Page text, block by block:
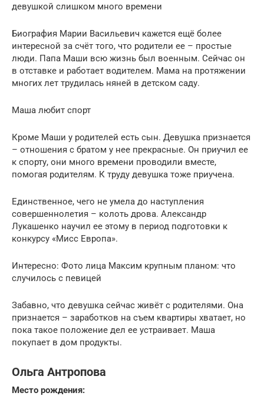
девушкой слишком много времени
Биография Марии Васильевич кажется ещё более
интересной за счёт того, что родители ее – простые
люди. Папа Маши всю жизнь был военным. Сейчас он
в отставке и работает водителем. Мама на протяжении
многих лет трудилась няней в детском саду.
Маша любит спорт
Кроме Маши у родителей есть сын. Девушка признается
– отношения с братом у нее прекрасные. Он приучил ее
к спорту, они много времени проводили вместе,
помогая родителям. К труду девушка тоже приучена.
Единственное, чего не умела до наступления
совершеннолетия – колоть дрова. Александр
Лукашенко научил ее этому в период подготовки к
конкурсу «Мисс Европа».
Интересно: Фото лица Максим крупным планом: что
случилось с певицей
Забавно, что девушка сейчас живёт с родителями. Она
признается – заработков на съем квартиры хватает, но
пока такое положение дел ее устраивает. Маша
покупает в дом продукты.
Ольга Антропова
Место рождения: